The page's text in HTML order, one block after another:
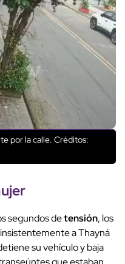
por la calle. Créditos:
segundos detensión, los
a Thayná
su vehículo y baja